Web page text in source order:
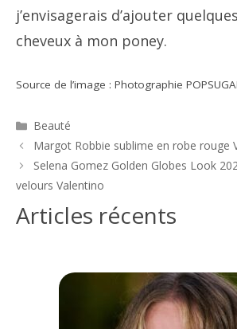
j’envisagerais d’ajouter
cheveux à mon poney.
Source de l’image : Photographie
Catégories
Beauté
Navigation
des
Margot Robbie sublime en robe rouge
Selena Gomez Golden Globes Look
velours Valentino
Articles récents